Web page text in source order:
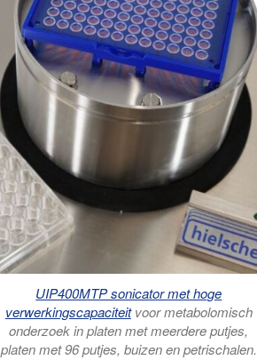
UIP400MTP sonicator met hoge
verwerkingscapaciteitvoor metabolomisch
onderzoek in platen met meerdere putjes,
platen met 96 putjes, buizen en petrischalen.